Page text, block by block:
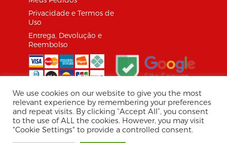
Privacidade e Termos de
Uso
Entrega, Devolução e
Reembolso
© 2026 Shopaju Marketplace.
Tecnologia Virtuaria
We use cookies on our website to give you the most
relevant experience by remembering your preferences
and repeat visits. By clicking “Accept All”, you consent
to the use of ALL the cookies. However, you may visit
"Cookie Settings" to provide a controlled consent.